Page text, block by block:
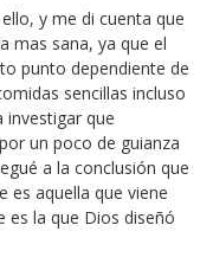
y me di cuenta que
mas sana, ya que el
punto dependiente de
sencillas incluso
que
un poco de guianza
a la conclusión que
es aquella que viene
es la que Dios diseñó